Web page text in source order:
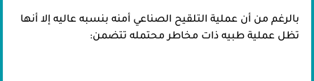
بالرغم من أن عملية التلقيح الصناعي أمنه بنسبه عاليه إلا أنها
تظل عملية طبيه ذات مخاطر محتمله تتضمن: